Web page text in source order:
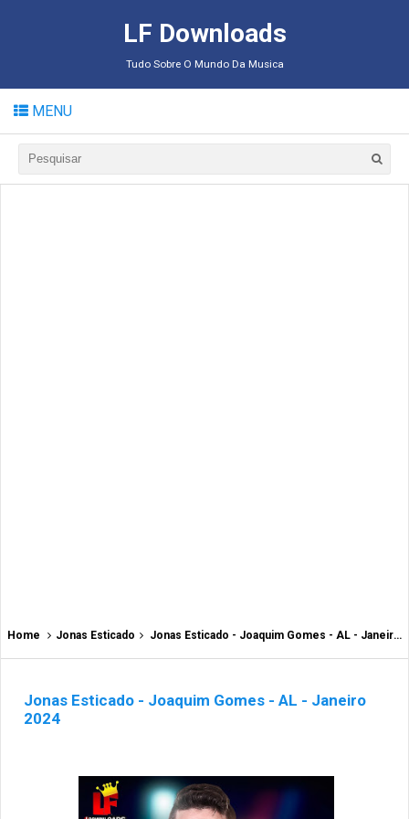
LF Downloads
Tudo Sobre O Mundo Da Musica
MENU
Home Jonas Esticado Jonas Esticado - Joaquim Gomes - AL - Janeiro 2024
Jonas Esticado - Joaquim Gomes - AL - Janeiro
2024